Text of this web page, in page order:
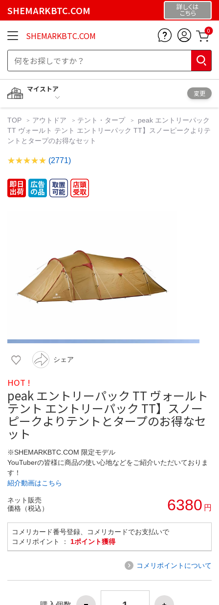
SHEMARKBTC.COM 詳しくは
こちら
SHEMARKBTC.COM 0
マイストア
変更
TOP アウトドア テント・タープ
peak エントリーパック
TT ヴォールト テント エントリーパック TT】スノーピークよりテ
ントとタープのお得なセット
(2771)
シェア
HOT !
peak エントリーパック TT ヴォールト
テント エントリーパック TT】スノー
ピークよりテントとタープのお得なセ
ット
※SHEMARKBTC.COM 限定モデル
YouTuberの皆様に商品の使い心地などをご紹介いただいておりま
す！
紹介動画はこちら
ネット販売
価格（税込）
6380 円
コメリカード番号登録、コメリカードでお支払いで
コメリポイント ： 1ポイント獲得
コメリポイントについて